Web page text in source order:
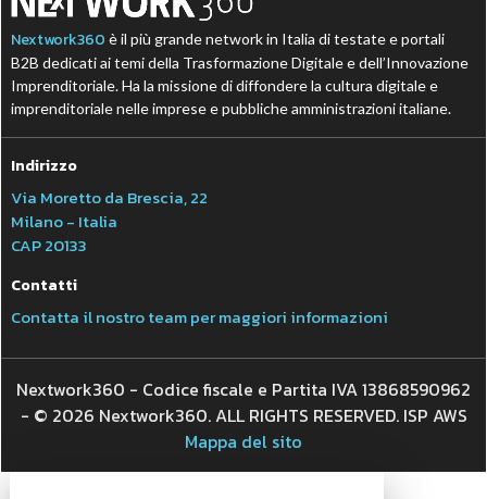
Nextwork360 è il più grande network in Italia di testate e portali
B2B dedicati ai temi della Trasformazione Digitale e dell’Innovazione
Imprenditoriale. Ha la missione di diffondere la cultura digitale e
imprenditoriale nelle imprese e pubbliche amministrazioni italiane.
Indirizzo
Via Moretto da Brescia, 22
Milano - Italia
CAP 20133
Contatti
Contatta il nostro team per maggiori informazioni
Nextwork360 - Codice fiscale e Partita IVA 13868590962
- © 2026 Nextwork360. ALL RIGHTS RESERVED. ISP AWS
Mappa del sito